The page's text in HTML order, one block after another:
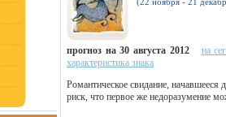
прогноз на 30 августа 2012
на
характеристика знака
Романтическое свидание, начавшееся
риск, что первое же недоразумение